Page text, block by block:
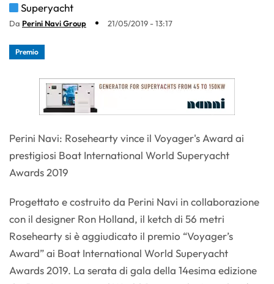
Superyacht
Da Perini Navi Group 21/05/2019 - 13:17
Premio
Perini Navi: Rosehearty vince il Voyager's Award ai
prestigiosi Boat International World Superyacht
Awards 2019
Progettato e costruito da Perini Navi in collaborazione
con il designer Ron Holland, il ketch di 56 metri
Rosehearty si è aggiudicato il premio “Voyager’s
Award” ai Boat International World Superyacht
Awards 2019. La serata di gala della 14esima edizione